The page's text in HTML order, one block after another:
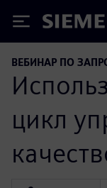
Siemens
ВЕБИНАР ПО
цикл